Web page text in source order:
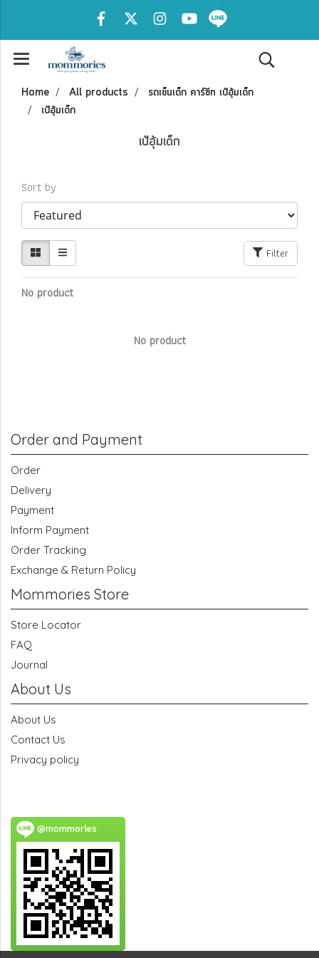
Home All products
รถเข็นเด็ก คาร์ซีท เป้อุ้มเด็ก
เป้อุ้มเด็ก
เป้อุ้มเด็ก
Sort by
Filter
No product
No product
Order and Payment
Order
Delivery
Payment
Inform Payment
Order Tracking
Exchange & Return Policy
Mommories Store
Store Locator
FAQ
Journal
About Us
About Us
Contact Us
Privacy policy
@mommories